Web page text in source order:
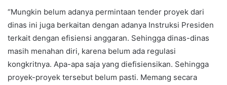
“Mungkin belum adanya permintaan tender proyek dari
dinas ini juga berkaitan dengan adanya Instruksi Presiden
terkait dengan efisiensi anggaran. Sehingga dinas-dinas
masih menahan diri, karena belum ada regulasi
kongkritnya. Apa-apa saja yang diefisiensikan. Sehingga
proyek-proyek tersebut belum pasti. Memang secara